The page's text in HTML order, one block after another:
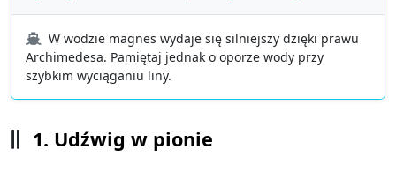
W wodzie magnes wydaje się silniejszy dzięki prawu
Archimedesa. Pamiętaj jednak o oporze wody przy
szybkim wyciąganiu liny.
1. Udźwig w pionie